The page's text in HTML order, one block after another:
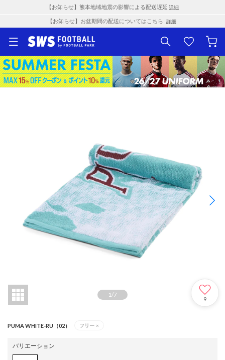
【お知らせ】熊本地域地震の影響による配送遅延 詳細
【お知らせ】お盆期間の配送についてはこちら 詳細
1/7
9
PUMA WHITE-RU（02） フリー ×
バリエーション